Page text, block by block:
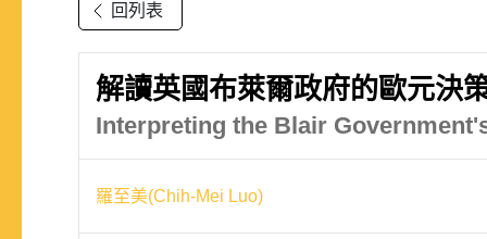
回列表
解讀英國布萊爾政府的歐元決
Interpreting the Blair
羅至美(Chih-Mei Luo)